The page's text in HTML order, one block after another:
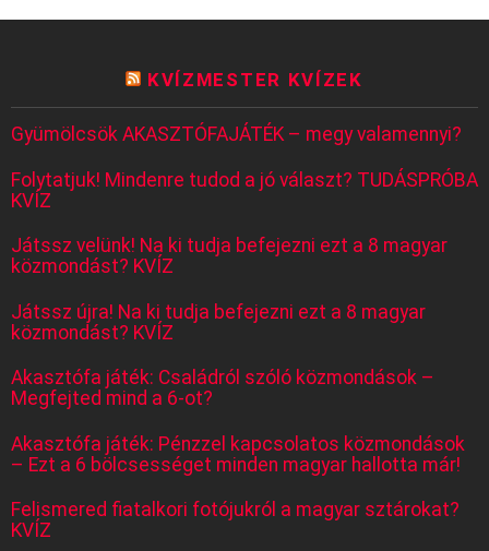
KVÍZMESTER KVÍZEK
Gyümölcsök AKASZTÓFAJÁTÉK – megy valamennyi?
Folytatjuk! Mindenre tudod a jó választ? TUDÁSPRÓBA
KVÍZ
Játssz velünk! Na ki tudja befejezni ezt a 8 magyar
közmondást? KVÍZ
Játssz újra! Na ki tudja befejezni ezt a 8 magyar
közmondást? KVÍZ
Akasztófa játék: Családról szóló közmondások –
Megfejted mind a 6-ot?
Akasztófa játék: Pénzzel kapcsolatos közmondások
– Ezt a 6 bölcsességet minden magyar hallotta már!
Felismered fiatalkori fotójukról a magyar sztárokat?
KVÍZ